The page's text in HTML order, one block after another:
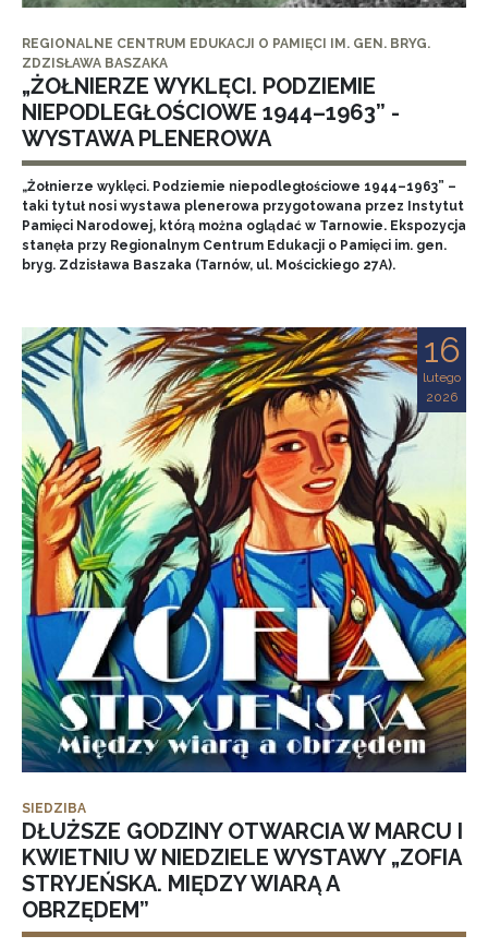
REGIONALNE CENTRUM EDUKACJI O PAMIĘCI IM. GEN. BRYG.
ZDZISŁAWA BASZAKA
„ŻOŁNIERZE WYKLĘCI. PODZIEMIE
NIEPODLEGŁOŚCIOWE 1944–1963” -
WYSTAWA PLENEROWA
„Żołnierze wyklęci. Podziemie niepodległościowe 1944–1963” –
taki tytuł nosi wystawa plenerowa przygotowana przez Instytut
Pamięci Narodowej, którą można oglądać w Tarnowie. Ekspozycja
stanęła przy Regionalnym Centrum Edukacji o Pamięci im. gen.
bryg. Zdzisława Baszaka (Tarnów, ul. Mościckiego 27A).
16
lutego
2026
SIEDZIBA
DŁUŻSZE GODZINY OTWARCIA W MARCU I
KWIETNIU W NIEDZIELE WYSTAWY „ZOFIA
STRYJEŃSKA. MIĘDZY WIARĄ A
OBRZĘDEM”